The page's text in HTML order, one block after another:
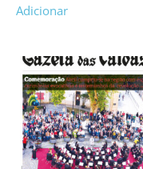
Adicionar